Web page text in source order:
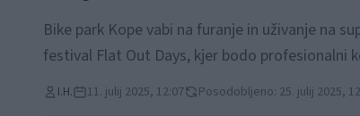
Bike park Kope vabi na furanje in uživanje na
festival Flat Out Days, kjer bodo profesionalni
I.H. 11. julij 2025, 12:07 Posodobljeno: 25. julij 2025,